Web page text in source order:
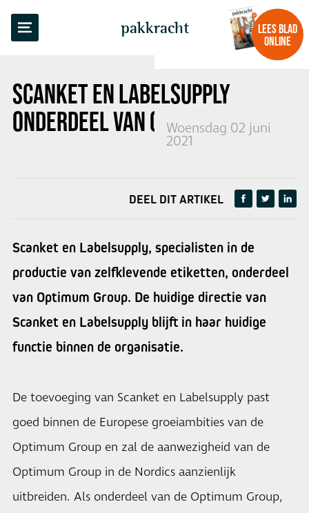
pakkracht
LEES BLAD
ONLINE
SCANKET EN LABELSUPPLY
ONDERDEEL VAN OPTIMUM GROUP
Woensdag 02 juni
2021
TERUG NAAR OVERZICHT
DEEL DIT ARTIKEL
Scanket en Labelsupply, specialisten in de
productie van zelfklevende etiketten, onderdeel
van Optimum Group. De huidige directie van
Scanket en Labelsupply blijft in haar huidige
functie binnen de organisatie.
De toevoeging van Scanket en Labelsupply past
goed binnen de Europese groeiambities van de
Optimum Group en zal de aanwezigheid van de
Optimum Group in de Nordics aanzienlijk
uitbreiden. Als onderdeel van de Optimum Group,